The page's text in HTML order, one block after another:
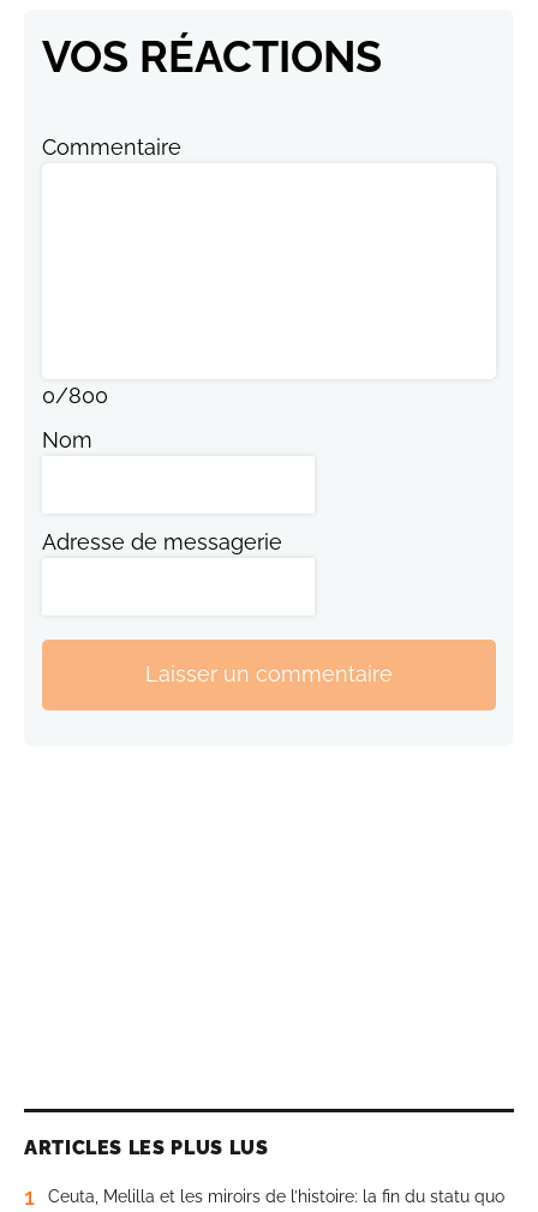
VOS RÉACTIONS
Commentaire
0/800
Nom
Adresse de messagerie
Laisser un commentaire
ARTICLES LES PLUS LUS
1 Ceuta, Melilla et les miroirs de l’histoire: la fin du statu quo